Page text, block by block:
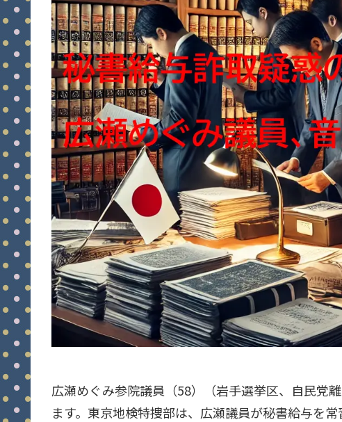
広瀬めぐみ参院議員（58）（岩手選挙区、自民党
ます。東京地検特捜部は、広瀬議員が秘書給与を